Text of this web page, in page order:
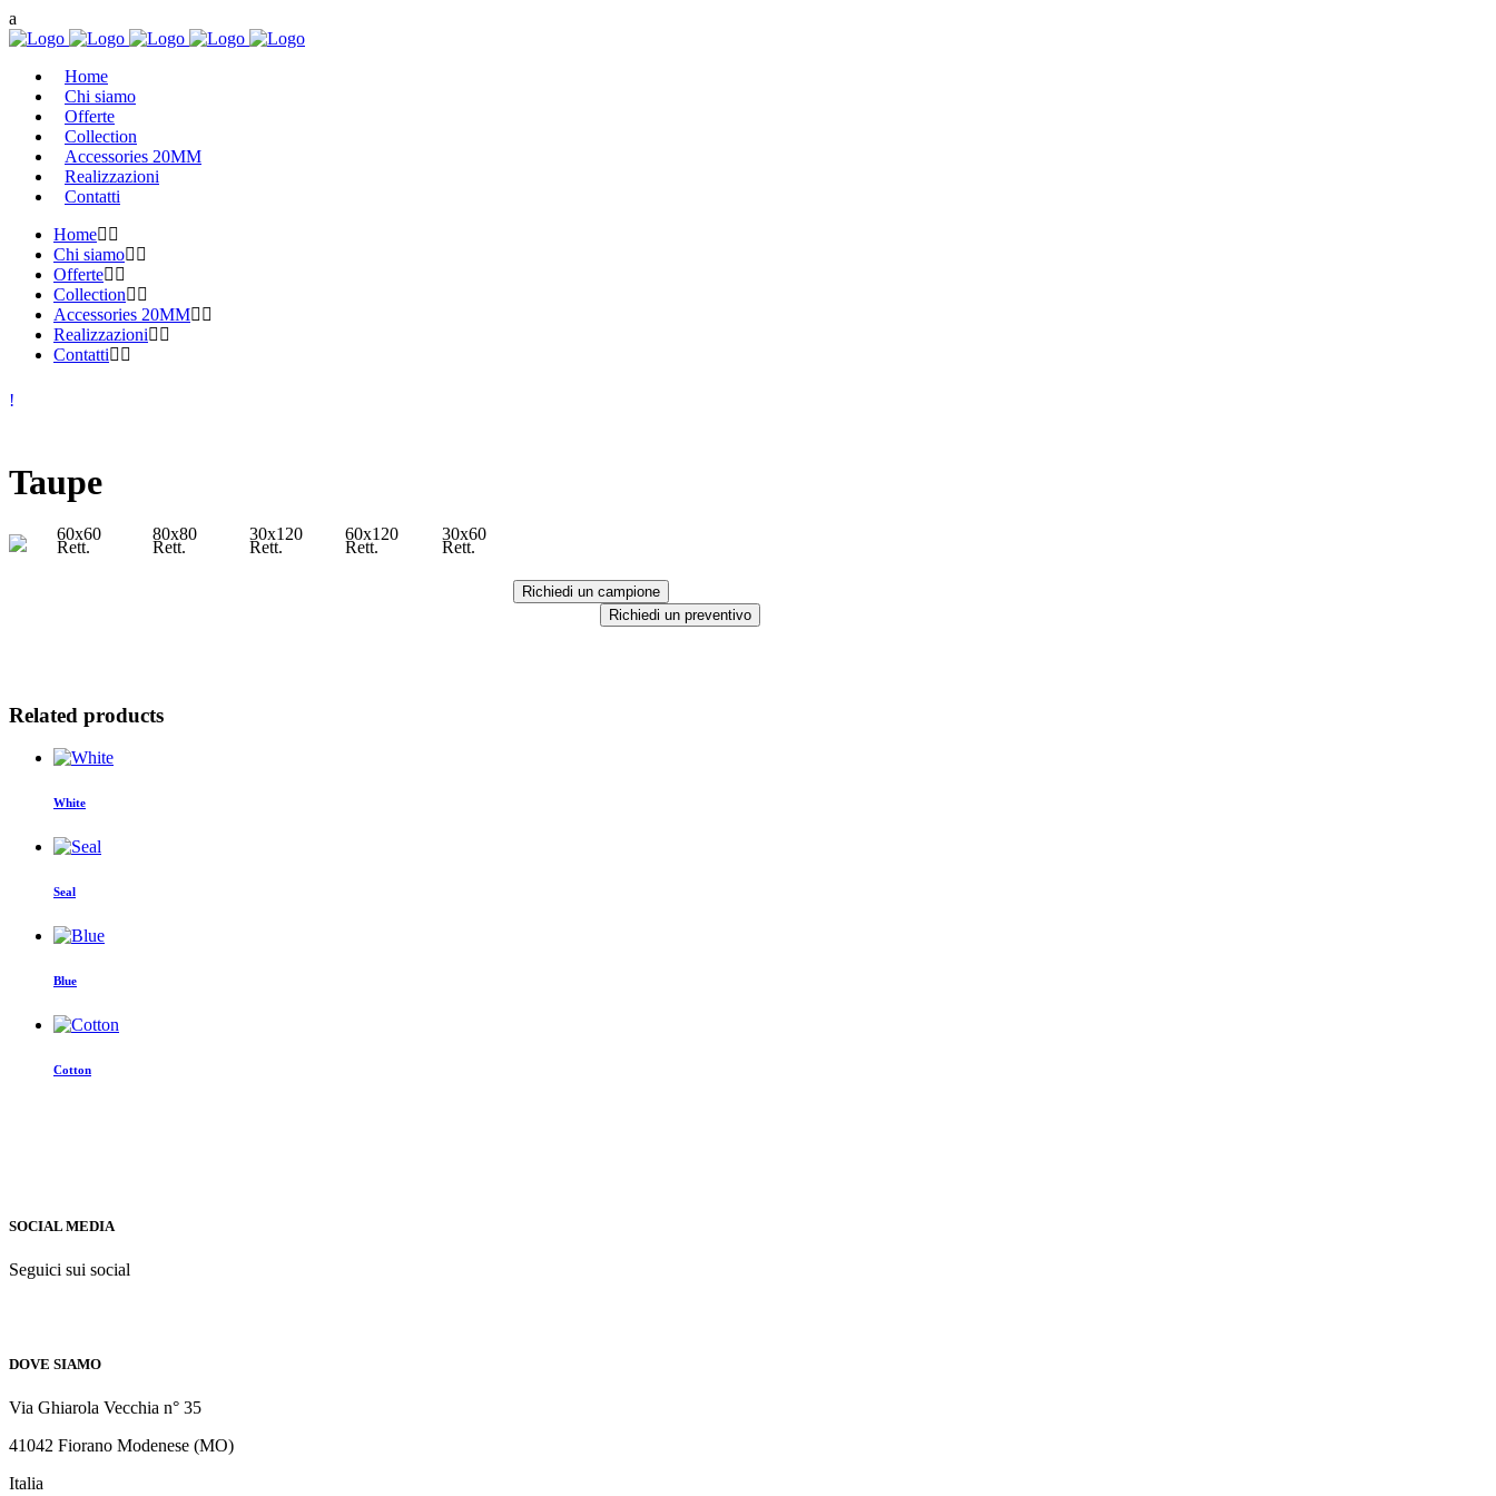
Home
Chi siamo
Offerte
Collection
Accessories 20MM
Realizzazioni
Contatti
Home
Chi siamo
Offerte
Collection
Accessories 20MM
Realizzazioni
Contatti
Taupe
60x60
Rett.
80x80
Rett.
30x120
Rett.
60x120
Rett.
30x60
Rett.
Richiedi un campione
Richiedi un preventivo
Related products
White
Seal
Blue
Cotton
SOCIAL MEDIA
Seguici sui social
DOVE SIAMO
Via Ghiarola Vecchia n° 35
41042 Fiorano Modenese (MO)
Italia